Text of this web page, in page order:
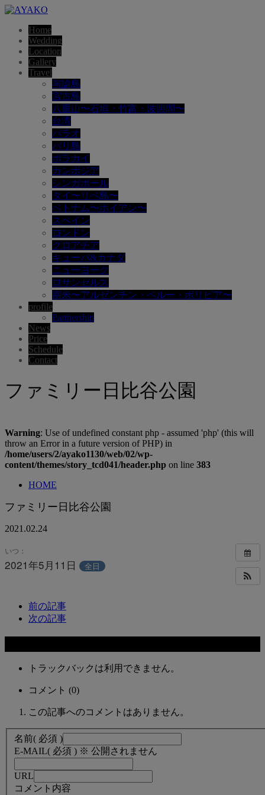
Home
Wedding
Location
Gallery
Travel
与論島
宮古島
八重山〜石垣・竹富・波照間〜
台湾
パラオ
バリ島
ボラカイ
カンボジア
シンガポール
タイ〜リペ島〜
ベトナム〜ホイアン〜
スペイン
ロンドン
クロアチア
キューバ&カナダ
ニューヨーク
ロサンゼルス
南米〜アルゼンチン・ペルー・ボリビア〜
profile
Partnership
News
Price
Schedule
Contact
ファミリー日比谷公園
Warning: Use of undefined constant php - assumed 'php' (this will
throw an Error in a future version of PHP) in
/home/users/2/ayako1130/web/02/wp-
content/themes/story_tcd041/header.php on line 383
HOME
ファミリー日比谷公園
2021.02.24
いつ：
2021年5月11日 全日
前の記事
次の記事
トラックバックは利用できません。
コメント (0)
この記事へのコメントはありません。
名前( 必須 )
E-MAIL( 必須 ) ※ 公開されません
URL
コメント内容